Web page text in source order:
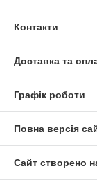
Контакти
Доставка та
Графік роботи
Повна версія
Сайт створено